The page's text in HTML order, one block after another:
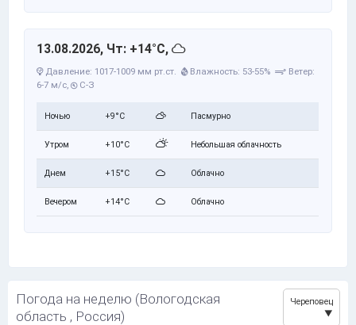
13.08.2026, Чт: +14°C,
Давление: 1017-1009 мм рт.ст. Влажность: 53-55%
Ветер:
6-7 м/с, С-З
Ночью +9°C Пасмурно
Утром +10°C Небольшая облачность
Днем +15°C Облачно
Вечером +14°C Облачно
Погода на неделю (Вологодская
область , Россия)
Череповец